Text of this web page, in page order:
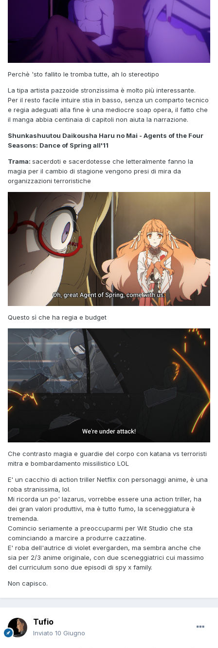
Perchè 'sto fallito le tromba tutte, ah lo stereotipo
La tipa artista pazzoide stronzissima è molto più interessante.
Per il resto facile intuire stia in basso, senza un comparto tecnico
e regia adeguati alla fine è una mediocre soap opera, il fatto che
il manga abbia centinaia di capitoli non aiuta la narrazione.
Shunkashuutou Daikousha Haru no Mai - Agents of the Four
Seasons: Dance of Spring all'11
Trama: sacerdoti e sacerdotesse che letteralmente fanno la
magia per il cambio di stagione vengono presi di mira da
organizzazioni terroristiche
Questo sì che ha regia e budget
Che contrasto magia e guardie del corpo con katana vs terroristi
mitra e bombardamento missilistico LOL
E' un cacchio di action triller Netflix con personaggi anime, è una
roba stranissima, lol.
Mi ricorda un po' lazarus, vorrebbe essere una action triller, ha
dei gran valori produttivi, ma è tutto fumo, la sceneggiatura è
tremenda.
Comincio seriamente a preoccuparmi per Wit Studio che sta
cominciando a marcire a produrre cazzatine.
E' roba dell'autrice di violet evergarden, ma sembra anche che
sia per 2/3 anime originale, con due sceneggiatrici cui massimo
del curriculum sono due episodi di spy x family.
Non capisco.
Tufio
Inviato 10 Giugno